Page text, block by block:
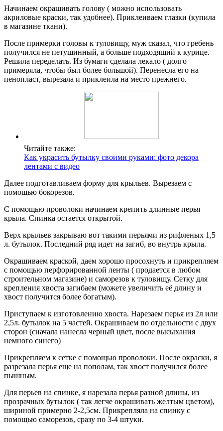
Начинаем окрашивать голову ( можно использовать
акриловые краски, так удобнее). Приклеиваем глазки (купила
в магазине ткани).
После примерки головы к туловищу, муж сказал, что гребень
получился не петушинный, а больше подходящий к курице.
Решила переделать. Из бумаги сделала лекало ( долго
примеряла, чтобы был более большой). Перенесла его на
пенопласт, вырезала и приклеила на место прежнего.
Читайте также:
Как украсить бутылку своими руками: фото декора
лентами с видео
Далее подготавливаем форму для крыльев. Вырезаем с
помощью бокорезов.
С помощью проволоки начинаем крепить длинные перья
крыла. Спинка остается открытой.
Верх крыльев закрываю вот такими перьями из рифленых 1,5
л. бутылок. Последний ряд идет на загиб, во внутрь крыла.
Окрашиваем краской, даем хорошо просохнуть и прикрепляем
с помощью перфорированной ленты ( продается в любом
строительном магазине) и саморезов к туловищу. Сетку для
крепления хвоста загибаем (можете увеличить её длину и
хвост получится более богатым).
Приступаем к изготовлению хвоста. Нарезаем перья из 2л или
2,5л. бутылок на 5 частей. Окрашиваем по отдельности с двух
сторон (сначала нанесла черный цвет, после высыхания
немного синего)
Прикрепляем к сетке с помощью проволоки. После окраски, я
разрезала перья еще на пополам, так хвост получился более
пышным.
Для перьев на спинке, я нарезала перья разной длины, из
прозрачных бутылок ( так легче окрашивать желтым цветом),
шириной примерно 2-2,5см. Прикрепляла на спинку с
помощью саморезов, сразу по 3-4 штуки.